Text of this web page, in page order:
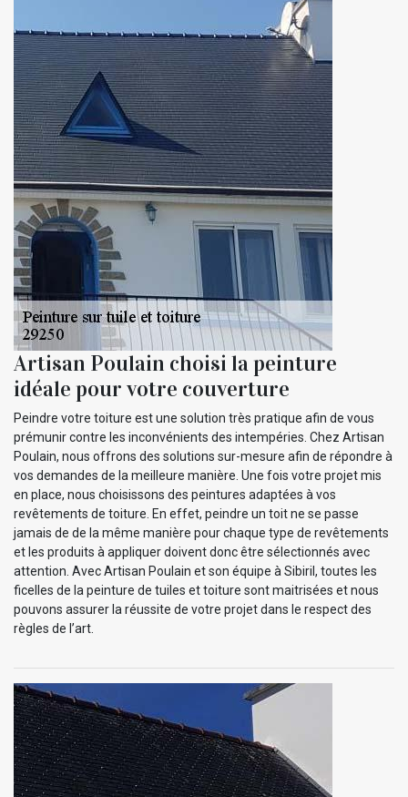
Artisan Poulain choisi la peinture
idéale pour votre couverture
Peindre votre toiture est une solution très pratique afin de vous
prémunir contre les inconvénients des intempéries. Chez Artisan
Poulain, nous offrons des solutions sur-mesure afin de répondre à
vos demandes de la meilleure manière. Une fois votre projet mis
en place, nous choisissons des peintures adaptées à vos
revêtements de toiture. En effet, peindre un toit ne se passe
jamais de de la même manière pour chaque type de revêtements
et les produits à appliquer doivent donc être sélectionnés avec
attention. Avec Artisan Poulain et son équipe à Sibiril, toutes les
ficelles de la peinture de tuiles et toiture sont maitrisées et nous
pouvons assurer la réussite de votre projet dans le respect des
règles de l’art.